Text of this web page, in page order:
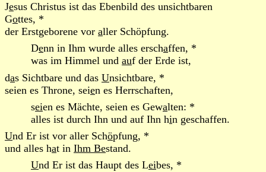
Jesus Christus ist das Ebenbild des unsichtbaren
Gottes, *
der Erstgeborene vor aller Schöpfung.
Denn in Ihm wurde alles erschaffen, *
was im Himmel und auf der Erde ist,
das Sichtbare und das Unsichtbare, *
seien es Throne, seien es Herrschaften,
seien es Mächte, seien es Gewalten: *
alles ist durch Ihn und auf Ihn hin geschaffen.
Und Er ist vor aller Schöpfung, *
und alles hat in Ihm Bestand.
Und Er ist das Haupt des Leibes, *